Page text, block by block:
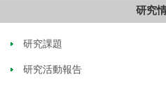
研究
研究課題
研究活動報告